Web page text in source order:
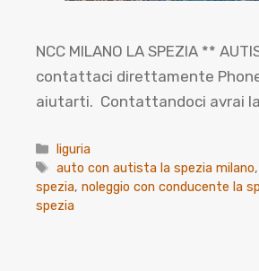
NCC MILANO LA SPEZIA **
contattaci direttamente Phone
aiutarti. Contattandoci avrai
Categorie
liguria
Tag
auto con autista la spezia milano
spezia, noleggio con conducente la
spezia